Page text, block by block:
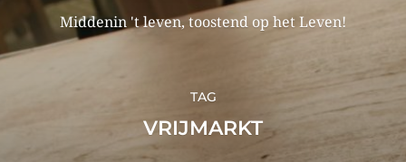
Middenin 't leven, toostend op het Leven!
TAG
VRIJMARKT